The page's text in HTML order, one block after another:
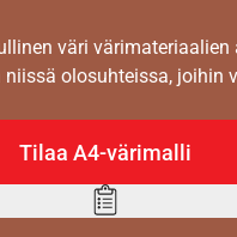
väri värimateriaalien
olosuhteissa, joihin
Tilaa A4-värimalli
Add